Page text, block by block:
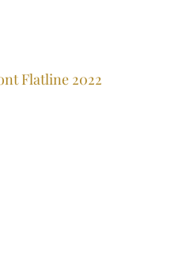
Flatline 2022